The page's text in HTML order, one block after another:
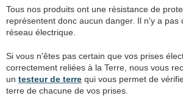
Tous nos produits ont une résistance de
représentent donc aucun danger. Il n'y a pas
réseau électrique.
Si vous n'êtes pas certain que vos prises
correctement reliées à la Terre, nous vous
un testeur de terre qui vous permet de
terre de chacune de vos prises.